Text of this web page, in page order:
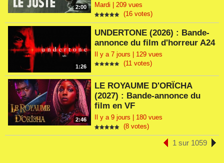
2:00
Mardi | 209 vues
(16 votes)
1:26
UNDERTONE (2026) : Bande-
annonce du film d'horreur A24
Il y a 7 jours | 129 vues
(11 votes)
2:46
LE ROYAUME D'ORÏCHA
(2027) : Bande-annonce du
film en VF
Il y a 9 jours | 180 vues
(8 votes)
1 sur 1059